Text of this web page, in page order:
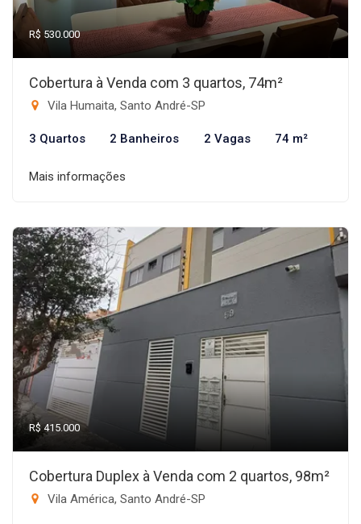
R$ 530.000
Cobertura à Venda com 3 quartos, 74m²
Vila Humaita, Santo André-SP
3 Quartos 2 Banheiros 2 Vagas 74 m²
Mais informações
R$ 415.000
Cobertura Duplex à Venda com 2 quartos, 98m²
Vila América, Santo André-SP